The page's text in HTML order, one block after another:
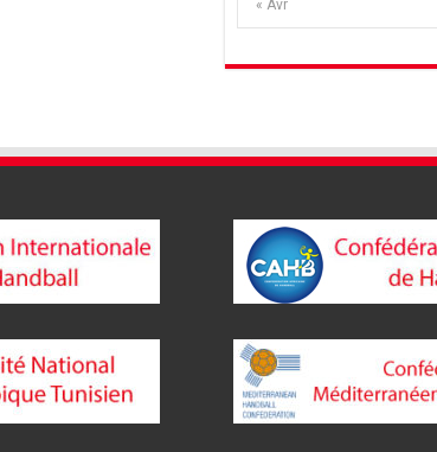
« Avr